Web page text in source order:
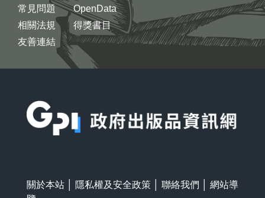
常見問題
相關法規
友善連結
OpenData
得獎書目
關於本站 隱私權及安全政策 聯絡我們
網站導